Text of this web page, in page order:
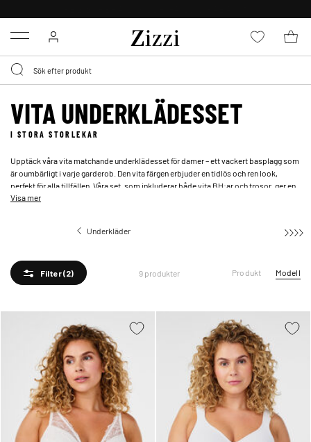
Menu
VITA UNDERKLÄDESSET
I STORA STORLEKAR
Upptäck våra vita matchande underklädesset för damer – ett vackert basplagg som
är oumbärligt i varje garderob. Den vita färgen erbjuder en tidlös och ren look,
perfekt för alla tillfällen. Våra set, som inkluderar både vita BH:ar och trosor, ger en
harmonisk och stilren känsla. Dessa vita underklädesset är idealiska för att skapa
Visa mer
Underkläder Underklädesset
Filter(2) 9 produkter Produkt Modell